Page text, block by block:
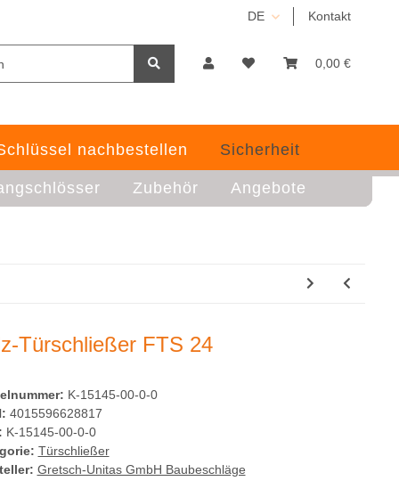
DE Kontakt
0,00 €
nachbestellen Sicherheit
Zubehör Angebote
Türschließer FTS 24
K-15145-00-0-0
4015596628817
K-15145-00-0-0
Türschließer
Gretsch-Unitas GmbH Baubeschläge